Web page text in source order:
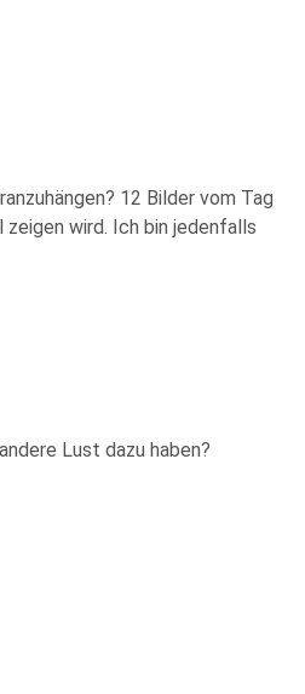
12 Bilder vom Tag
wird. Ich bin jedenfalls
Lust dazu haben?